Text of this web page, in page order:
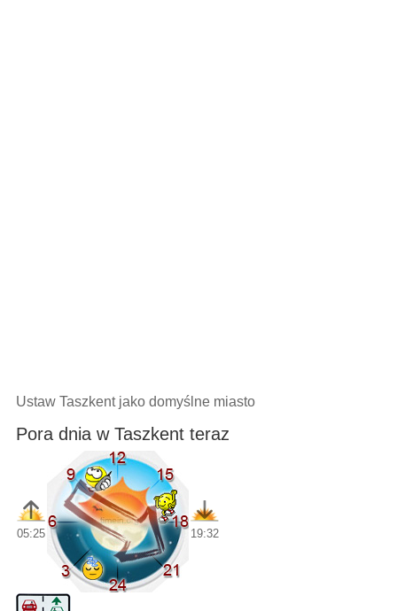
Ustaw Taszkent jako domyślne miasto
Pora dnia w Taszkent teraz
05:25 19:32